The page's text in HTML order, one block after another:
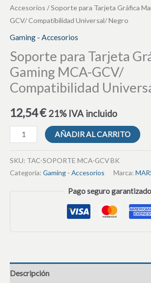
Accesorios / Soporte para Tarjeta Gráfica
GCV/ Compatibilidad Universal/ Negro
Gaming - Accesorios
Soporte para Tarjeta
Gaming MCA-GCV/
Compatibilidad
12,54€ 21% IVA incluido
AÑADIR AL CARRITO
SKU: TAC-SOPORTE MCA-GCV BK
Categoría: Gaming - Accesorios Marca:
Pago seguro garantizado
Descripción